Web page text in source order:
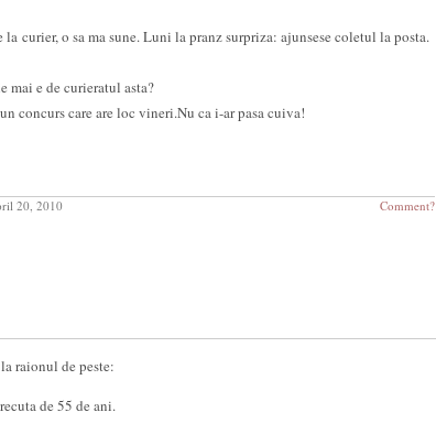
curier, o sa ma sune. Luni la pranz surpriza: ajunsese coletul la posta.
mai e de curieratul asta?
concurs care are loc vineri.Nu ca i-ar pasa cuiva!
20, 2010 Comment?
raionul de peste:
de 55 de ani.